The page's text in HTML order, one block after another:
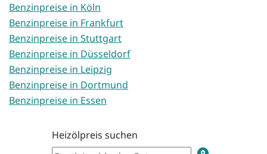
Benzinpreise in Köln
Benzinpreise in Frankfurt
Benzinpreise in Stuttgart
Benzinpreise in Düsseldorf
Benzinpreise in Leipzig
Benzinpreise in Dortmund
Benzinpreise in Essen
Heizölpreis suchen